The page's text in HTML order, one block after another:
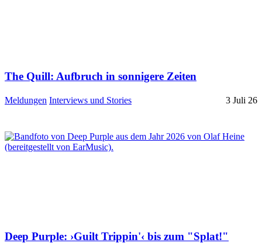
The Quill: Aufbruch in sonnigere Zeiten
Meldungen Interviews und Stories 3 Juli 26
Deep Purple: ›Guilt Trippin'‹ bis zum "Splat!"